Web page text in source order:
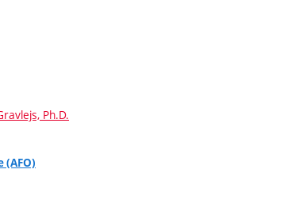
Ph.D.